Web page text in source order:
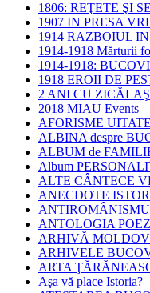
1806: REŢETE ŞI
1907 IN PRESA
1914 RAZBOIUL
1914-1918 Mărturii
1914-1918:
1918 EROII DE
2 ANI CU
2018 MIAU Events
AFORISME UITATE
ALBINA despre
ALBUM de
Album
ALTE CÂNTECE
ANECDOTE
ANTOLOGIA
ARHIVĂ
ARHIVELE
ARTA
Aşa vă place Istoria?